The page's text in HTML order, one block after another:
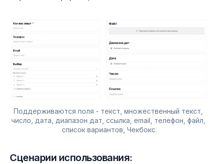
Поддерживаются поля - текст, множественный текст,
число, дата, диапазон дат, ссылка, email, телефон, файл,
список вариантов, Чекбокс.
Сценарии использования: